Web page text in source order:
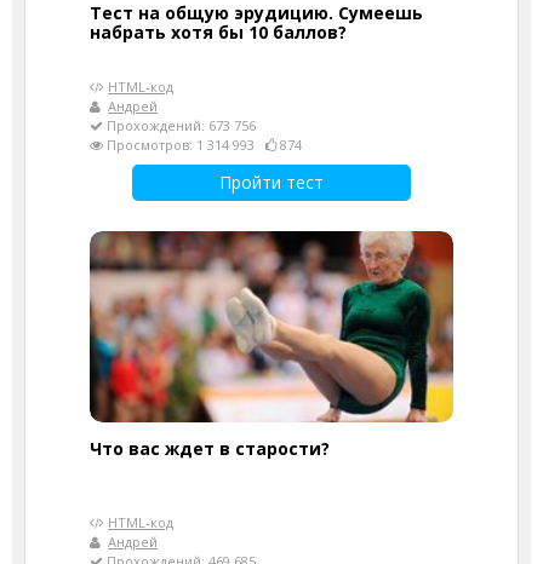
Тест на общую эрудицию. Сумеешь
набрать хотя бы 10 баллов?
HTML-код
Андрей
Прохождений: 673 756
Просмотров: 1 314 993
874
Пройти тест
Что вас ждет в старости?
HTML-код
Андрей